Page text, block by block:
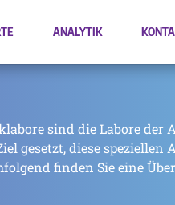
ANALYTIK
sind die Labore der
gesetzt, diese
finden Sie eine